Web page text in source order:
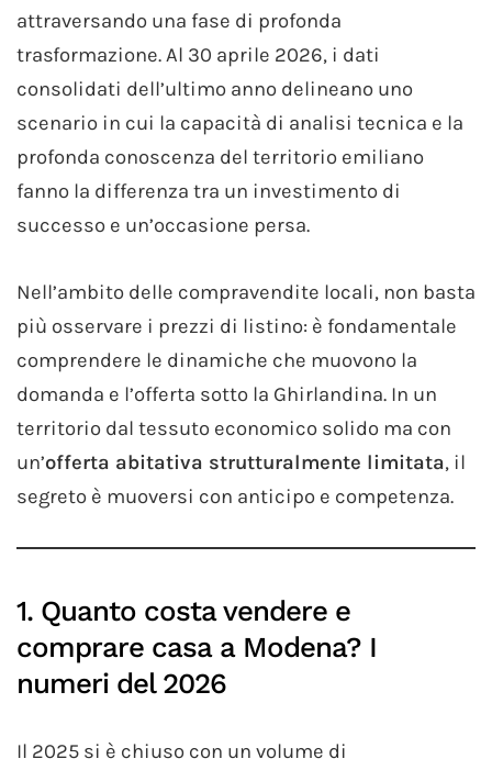
attraversando una fase di profonda
trasformazione. Al 30 aprile 2026, i dati
consolidati dell’ultimo anno delineano uno
scenario in cui la capacità di analisi tecnica e la
profonda conoscenza del territorio emiliano
fanno la differenza tra un investimento di
successo e un’occasione persa.
Nell’ambito delle compravendite locali, non basta
più osservare i prezzi di listino: è fondamentale
comprendere le dinamiche che muovono la
domanda e l’offerta sotto la Ghirlandina. In un
territorio dal tessuto economico solido ma con
un’offerta abitativa strutturalmente limitata, il
segreto è muoversi con anticipo e competenza.
1. Quanto costa vendere e
comprare casa a Modena? I
numeri del 2026
Il 2025 si è chiuso con un volume di